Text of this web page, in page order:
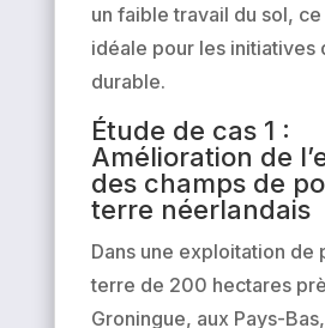
un faible travail du sol,
idéale pour les initiatives
durable.
Étude de cas 1 :
Amélioration de
des champs de
terre néerlandais
Dans une exploitation de
terre de 200 hectares
Groningue, aux Pays-